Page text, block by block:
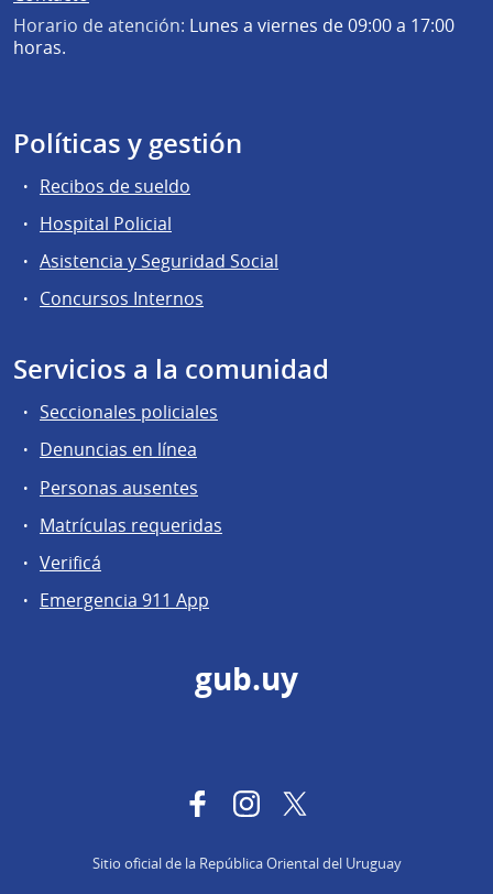
Horario de atención: Lunes a viernes de 09:00 a 17:00
horas.
Políticas y gestión
Recibos de sueldo
Hospital Policial
Asistencia y Seguridad Social
Concursos Internos
Servicios a la comunidad
Seccionales policiales
Denuncias en línea
Personas ausentes
Matrículas requeridas
Verificá
Emergencia 911 App
gub.uy
FacebookInstagram
Sitio oficial de la República Oriental del Uruguay